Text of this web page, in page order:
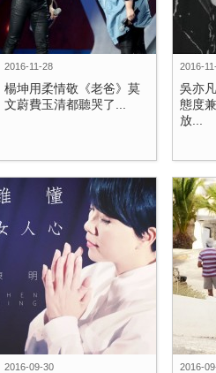
2016-11-28
楊坤用柔情敬《老爸》莫
文蔚費玉清都聽哭了...
2016-
吳亦
態度
放...
2016-09-30 2016-